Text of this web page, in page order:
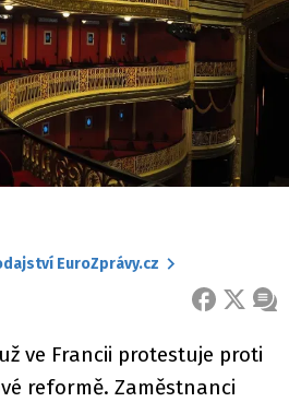
EuroZprávy.cz
FACEBOOK
X
ve Francii protestuje proti
reformě. Zaměstnanci